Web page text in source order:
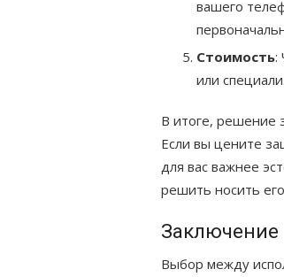
вашего
Стоимость:
или
В итоге, решение
Если вы цените
для вас важнее
решить носить
Заключение
Выбор между